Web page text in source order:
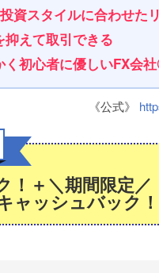
資スタイルに合わせた
えて取引できる
く初心者に優しいFX会
《公式》
！ ＋＼期間限定／
ャッシュバック！